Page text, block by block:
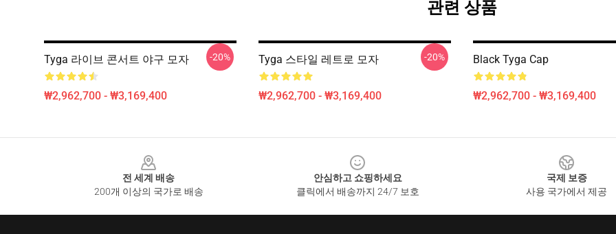
관련 상품
Tyga 라이브 콘서트 야구 모자
₩2,962,700 - ₩3,169,400
-20% Tyga 스타일 레트로 모자
₩2,962,700 - ₩3,169,400
-20% Black Tyga Cap
₩2,962,700 - ₩3,169,400
전 세계 배송
200개 이상의 국가로 배송
안심하고 쇼핑하세요
클릭에서 배송까지 24/7 보호
국제 보증
사용 국가에서 제공